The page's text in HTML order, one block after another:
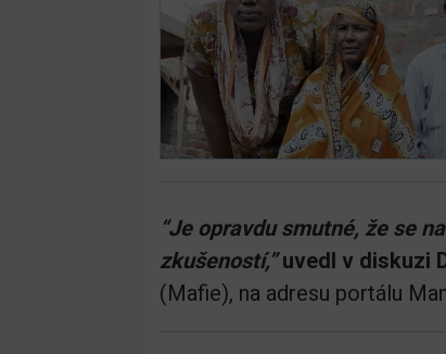
“Je opravdu smutné, že se
zkušeností,”uvedl v diskuzi
(Mafie), na adresu portálu